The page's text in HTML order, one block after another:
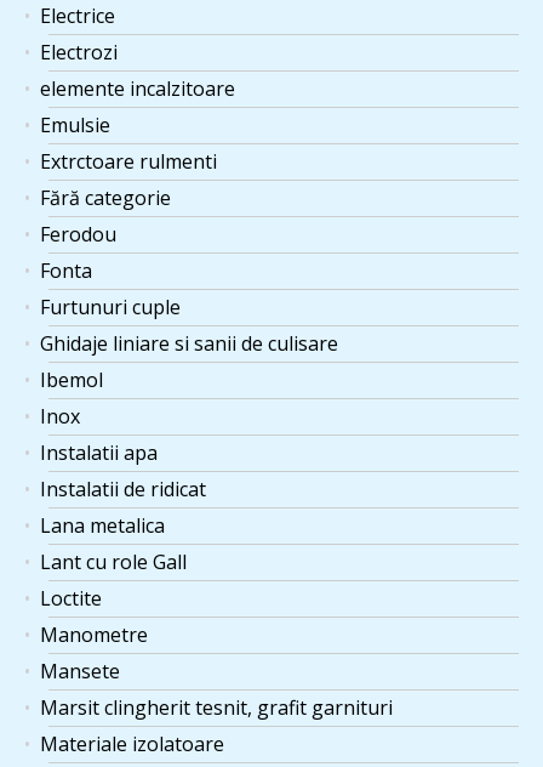
Electrice
Electrozi
elemente incalzitoare
Emulsie
Extrctoare rulmenti
Fără categorie
Ferodou
Fonta
Furtunuri cuple
Ghidaje liniare si sanii de culisare
Ibemol
Inox
Instalatii apa
Instalatii de ridicat
Lana metalica
Lant cu role Gall
Loctite
Manometre
Mansete
Marsit clingherit tesnit, grafit garnituri
Materiale izolatoare